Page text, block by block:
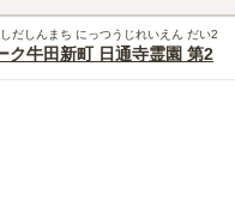
だしんまち にっつうじれいえん だい2
ク牛田新町 日通寺霊園 第2